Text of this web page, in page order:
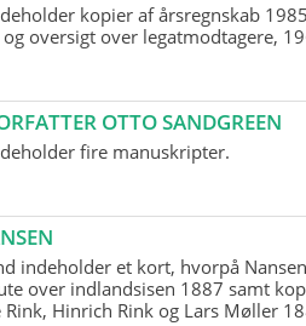
kopier af årsregnskab
oversigt over legatmodtagere,
OTTO SANDGREEN
fire manuskripter.
indeholder et kort, hvorpå
over indlandsisen 1887 samt
Rink, Hinrich Rink og Lars Møller